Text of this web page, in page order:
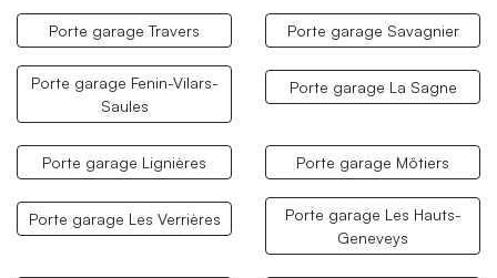
Porte garage Travers Porte garage Savagnier
Porte garage Fenin-Vilars-
Saules
Porte garage La Sagne
Porte garage Lignières Porte garage Môtiers
Porte garage Les Verrières
Porte garage Les Hauts-
Geneveys